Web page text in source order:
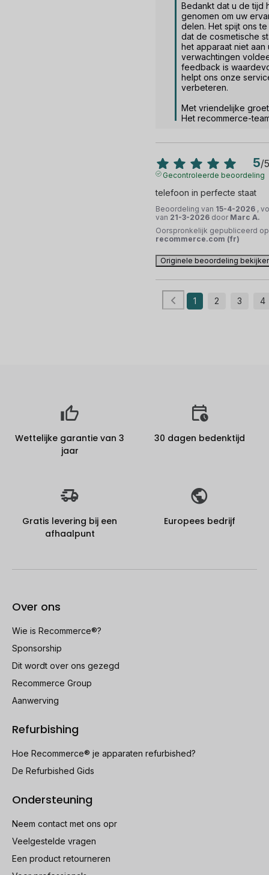
Bedankt dat u de tijd
genomen om uw
delen. Het spijt ons
dat de cosmetische
het apparaat niet aan
verwachtingen
feedback is
helpt ons onze
verbeteren.
Met vriendelijke
Het recommerce-
5/5
Gecontroleerde beoordeling
telefoon in perfecte staat
Beoordeling van 15-4-2026 ,
van 21-3-2026 door Marc A.
Oorspronkelijk gepubliceerd op
recommerce.com (fr)
Originele beoordeling
1 2 3 4
Wettelijke garantie van 3
jaar
30 dagen bedenktijd
Gratis levering bij een
afhaalpunt
Europees bedrijf
Over ons
Wie is Recommerce®?
Sponsorship
Dit wordt over ons gezegd
Recommerce Group
Aanwerving
Refurbishing
Hoe Recommerce® je apparaten refurbished?
De Refurbished Gids
Ondersteuning
Neem contact met ons opr
Veelgestelde vragen
Een product retourneren